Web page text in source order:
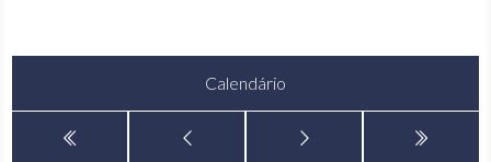
Calendário